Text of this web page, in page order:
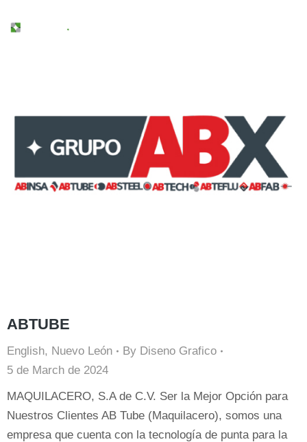
ABTUBE
English, Nuevo León By Diseno Grafico
5 de March de 2024
MAQUILACERO, S.A de C.V. Ser la Mejor Opción para
Nuestros Clientes AB Tube (Maquilacero), somos una
empresa que cuenta con la tecnología de punta para la